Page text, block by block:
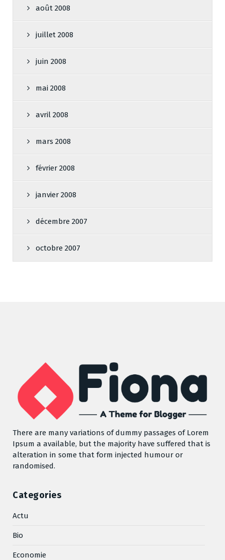
août 2008
juillet 2008
juin 2008
mai 2008
avril 2008
mars 2008
février 2008
janvier 2008
décembre 2007
octobre 2007
There are many variations of dummy passages of Lorem
Ipsum a available, but the majority have suffered that is
alteration in some that form injected humour or
randomised.
Categories
Actu
Bio
Economie